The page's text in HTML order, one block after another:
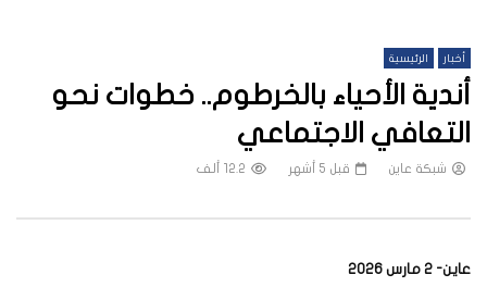
أخبار الرئيسية
أندية الأحياء بالخرطوم.. خطوات نحو
التعافي الاجتماعي
شبكة عاين قبل 5 أشهر 12.2 ألف
عاين- 2 مارس 2026